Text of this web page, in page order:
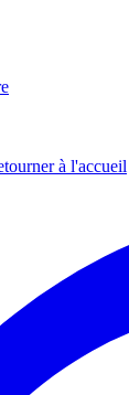
à l'accueil